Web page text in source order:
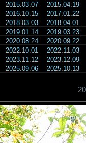
2015.03.07
2015.04.19
2016.10.15
2017.01.22
2018.03.03
2018.04.01
2019.01.14
2019.03.23
2020.08.24
2020.09.22
2022.10.01
2022.11.03
2023.11.12
2023.12.09
2025.09.06 2025.10.13